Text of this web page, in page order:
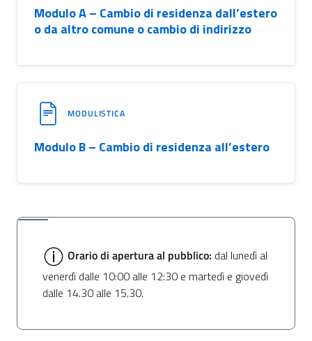
Modulo A – Cambio di residenza dall’estero
o da altro comune o cambio di indirizzo
MODULISTICA
Modulo B – Cambio di residenza all’estero
Orario di apertura al pubblico: dal lunedì al
venerdì dalle 10:00 alle 12:30 e martedì e giovedì
dalle 14.30 alle 15.30.